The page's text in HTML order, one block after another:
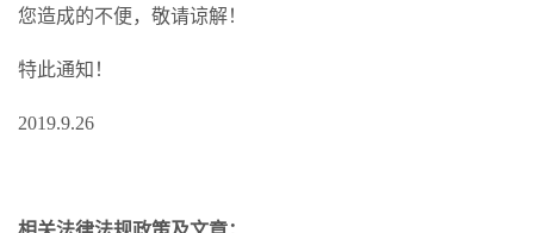
您造成的不便，敬请谅解！
特此通知！
2019.9.26